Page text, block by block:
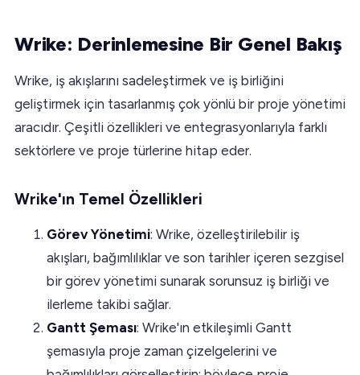
Wrike: Derinlemesine Bir Genel Bakış
Wrike, iş akışlarını sadeleştirmek ve iş birliğini
geliştirmek için tasarlanmış çok yönlü bir proje yönetimi
aracıdır. Çeşitli özellikleri ve entegrasyonlarıyla farklı
sektörlere ve proje türlerine hitap eder.
Wrike'ın Temel Özellikleri
Görev Yönetimi: Wrike, özelleştirilebilir iş
akışları, bağımlılıklar ve son tarihler içeren sezgisel
bir görev yönetimi sunarak sorunsuz iş birliği ve
ilerleme takibi sağlar.
Gantt Şeması: Wrike'ın etkileşimli Gantt
şemasıyla proje zaman çizelgelerini ve